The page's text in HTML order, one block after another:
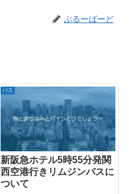
ぶるーばーど
バス
新阪急ホテル5時55分発関
西空港行きリムジンバスに
ついて